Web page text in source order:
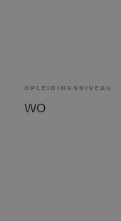
OPLEIDINGSNIVEAU
WO